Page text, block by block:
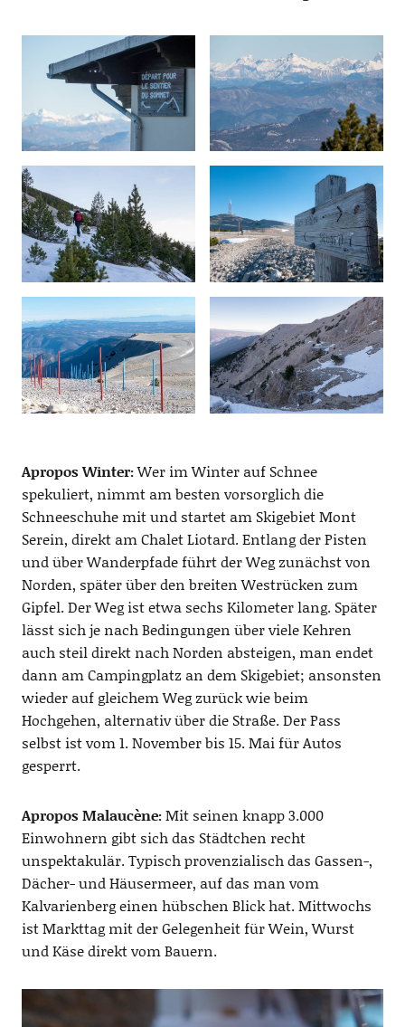
Apropos Winter:Wer im Winter auf Schnee
spekuliert, nimmt am besten vorsorglich die
Schneeschuhe mit und startet am Skigebiet Mont
Serein, direkt am Chalet Liotard. Entlang der Pisten
und über Wanderpfade führt der Weg zunächst von
Norden, später über den breiten Westrücken zum
Gipfel. Der Weg ist etwa sechs Kilometer lang. Später
lässt sich je nach Bedingungen über viele Kehren
auch steil direkt nach Norden absteigen, man endet
dann am Campingplatz an dem Skigebiet; ansonsten
wieder auf gleichem Weg zurück wie beim
Hochgehen, alternativ über die Straße. Der Pass
selbst ist vom 1. November bis 15. Mai für Autos
gesperrt.
Apropos Malaucène:Mit seinen knapp 3.000
Einwohnern gibt sich das Städtchen recht
unspektakulär. Typisch provenzialisch das Gassen-,
Dächer- und Häusermeer, auf das man vom
Kalvarienberg einen hübschen Blick hat. Mittwochs
ist Markttag mit der Gelegenheit für Wein, Wurst
und Käse direkt vom Bauern.